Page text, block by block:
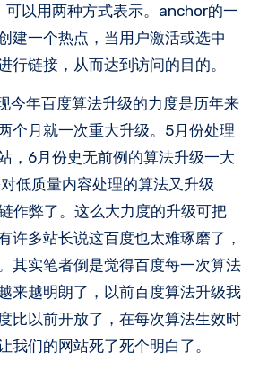
可以用两种方式表示。anchor的一
建一个热点，当用户激活或选中
行链接，从而达到访问的目的。
今年百度算法升级的力度是历年来
个月就一次重大升级。5月份处理
，6月份史无前例的算法升级一大
低质量内容处理的算法又升级
作弊了。这么大力度的升级可把
许多站长说这百度也太难琢磨了，
其实笔者倒是觉得百度每一次算法
来越明朗了，以前百度算法升级我
比以前开放了，在每次算法生效时
我们的网站死了死个明白了。